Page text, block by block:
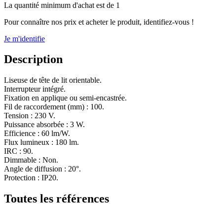
La quantité minimum d'achat est de 1
Pour connaître nos prix et acheter le produit, identifiez-vous !
Je m'identifie
Description
Liseuse de tête de lit orientable.
Interrupteur intégré.
Fixation en applique ou semi-encastrée.
Fil de raccordement (mm) : 100.
Tension : 230 V.
Puissance absorbée : 3 W.
Efficience : 60 lm/W.
Flux lumineux : 180 lm.
IRC : 90.
Dimmable : Non.
Angle de diffusion : 20°.
Protection : IP20.
Toutes les références